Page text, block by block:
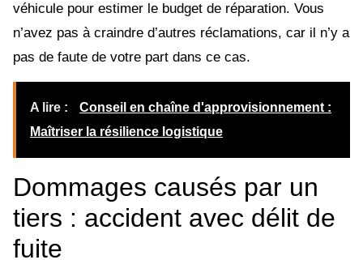
véhicule pour estimer le budget de réparation. Vous
n’avez pas à craindre d’autres réclamations, car il n’y a
pas de faute de votre part dans ce cas.
A lire :
Conseil en chaîne d'approvisionnement :
Maîtriser la résilience logistique
Dommages causés par un
tiers : accident avec délit de
fuite